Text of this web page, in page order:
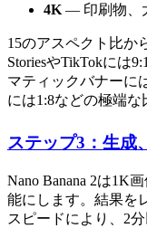
4K — 印刷物、
15のアスペクト比か
StoriesやTikTokには
マティックバナーに
には1:8などの極端な
ステップ3：生成
Nano Banana 2は1K
能にします。結果を
スピードにより、2